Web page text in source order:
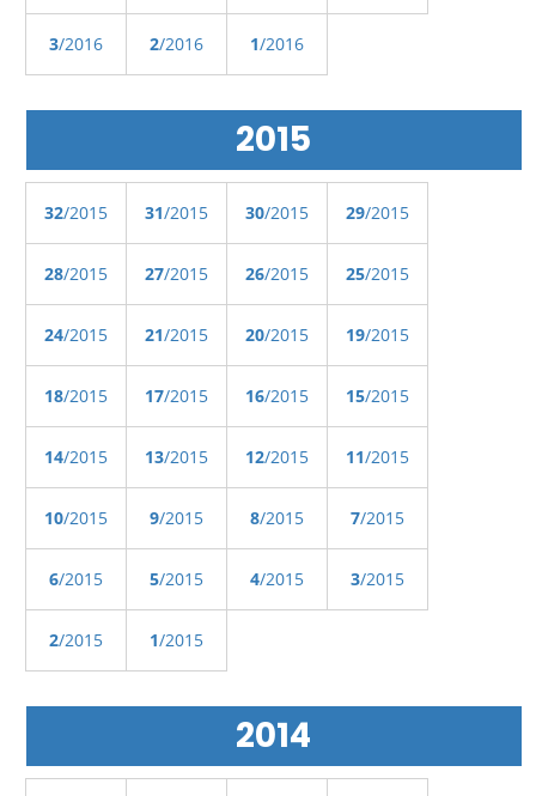
3/2016 2/2016 1/2016
2015
32/2015 31/2015 30/2015 29/2015
28/2015 27/2015 26/2015 25/2015
24/2015 21/2015 20/2015 19/2015
18/2015 17/2015 16/2015 15/2015
14/2015 13/2015 12/2015 11/2015
10/2015 9/2015 8/2015 7/2015
6/2015 5/2015 4/2015 3/2015
2/2015 1/2015
2014